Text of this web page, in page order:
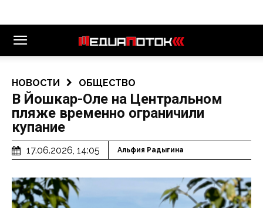
НОВОСТИ ОБЩЕСТВО
В Йошкар-Оле на Центральном
пляже временно ограничили
купание
17.06.2026, 14:05 Альфия Радыгина